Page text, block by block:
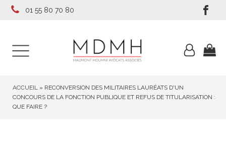
01 55 80 70 80
ACCUEIL » RECONVERSION DES MILITAIRES LAURÉATS D'UN
CONCOURS DE LA FONCTION PUBLIQUE ET REFUS DE TITULARISATION :
QUE FAIRE ?